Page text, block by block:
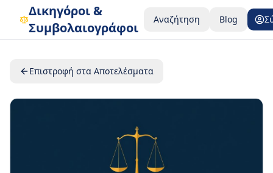
Δικηγόροι &
Συμβολαιογράφοι
Αναζήτηση Blog
Επιστροφή στα Αποτελέσματα